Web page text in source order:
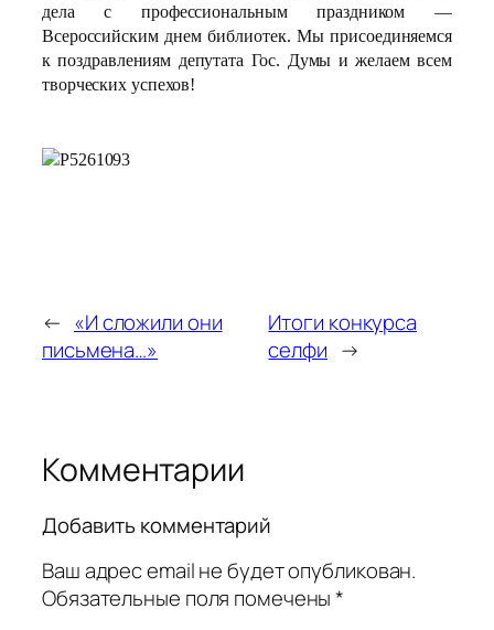
дела с профессиональным праздником —
Всероссийским днем библиотек. Мы присоединяемся
к поздравлениям депутата Гос. Думы и желаем всем
творческих успехов!
← «И сложили они
письмена…»
Итоги конкурса
селфи →
Комментарии
Добавить комментарий
Ваш адрес email не будет опубликован.
Обязательные поля помечены*